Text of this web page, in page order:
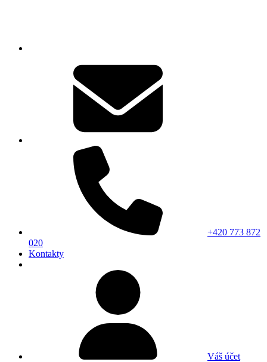
+420 773 872
020
Kontakty
Váš účet